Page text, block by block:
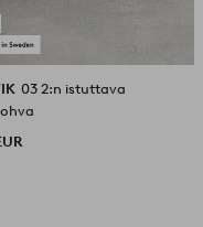
03 2:n istuttava